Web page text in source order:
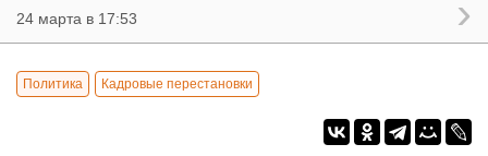
24 марта в 17:53
Политика Кадровые перестановки